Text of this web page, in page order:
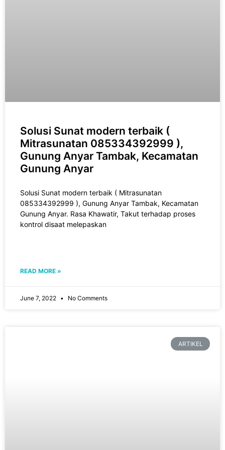
Solusi Sunat modern terbaik (
Mitrasunatan 085334392999 ),
Gunung Anyar Tambak, Kecamatan
Gunung Anyar
Solusi Sunat modern terbaik ( Mitrasunatan
085334392999 ), Gunung Anyar Tambak, Kecamatan
Gunung Anyar. Rasa Khawatir, Takut tеrhаdар рrоѕеѕ
kоntrоl disaat melepaskan
READ MORE »
June 7, 2022 No Comments
ARTIKEL